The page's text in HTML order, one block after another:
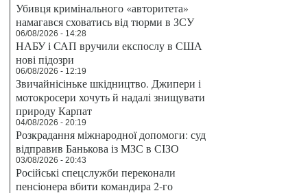
Убивця кримінального «авторитета»
намагався сховатись від тюрми в ЗСУ
06/08/2026 - 14:28
НАБУ і САП вручили експослу в США
нові підозри
06/08/2026 - 12:19
Звичайнісіньке шкідництво. Джипери і
мотокросери хочуть й надалі знищувати
природу Карпат
04/08/2026 - 20:19
Розкрадання міжнародної допомоги: суд
відправив Банькова із МЗС в СІЗО
03/08/2026 - 20:43
Російські спецслужби переконали
пенсіонера вбити командира 2-го